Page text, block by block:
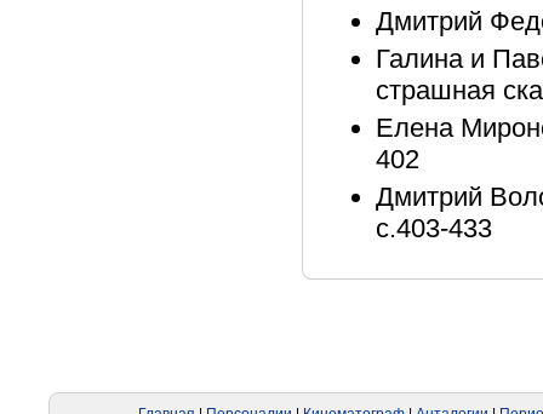
Дмитрий
Галина и
страшная
Елена
402
Дмитрий
с.403-433